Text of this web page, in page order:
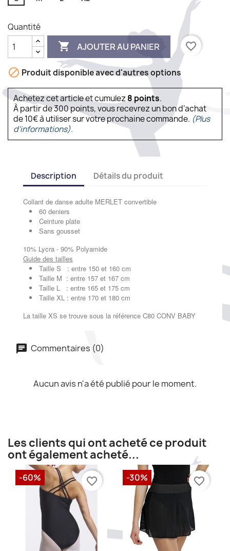
Quantité
 AJOUTER AU PANIER favorite_border
 Produit disponible avec d'autres options
Achetez cet article et cumulez8points.
À partir de 300 points, vous recevrez un bon d’achat
de 10€ à utiliser sur votre prochaine commande. (Plus
d'informations).
Description Détails du produit
Collant de danse adulte MERLET convertible
60 deniers
Ceinture plate
Sans gousset
10% Lycra - 90% Polyamide
Guide des tailles
Taille S : entre 150 et 160 cm
Taille M : entre 157 et 167 cm
Taille L : entre 165 et 175 cm
Taille XL : entre 170 et 180 cm
La taille XS se trouve sous la référence C80 CONV BABY
Commentaires (0)
Aucun avis n'a été publié pour le moment.
Les clients qui ont acheté ce produit
ont également acheté...
-60% favorite_border -30% favorite_border